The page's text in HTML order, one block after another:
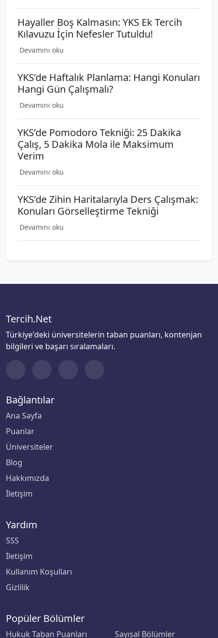
Hayaller Boş Kalmasın: YKS Ek Tercih
Kılavuzu İçin Nefesler Tutuldu!
Devamını oku
YKS’de Haftalık Planlama: Hangi Konuları
Hangi Gün Çalışmalı?
Devamını oku
YKS’de Pomodoro Tekniği: 25 Dakika
Çalış, 5 Dakika Mola ile Maksimum
Verim
Devamını oku
YKS’de Zihin Haritalarıyla Ders Çalışmak:
Konuları Görselleştirme Tekniği
Devamını oku
Tercih.Net
Türkiye'deki üniversitelerin taban puanları, kontenjan
bilgileri ve başarı sıralamaları.
Bağlantılar
Ana Sayfa
Puanlar
Üniversiteler
Blog
Hakkımızda
İletişim
Yardım
SSS
İletişim
Kullanım Koşulları
Gizlilik
Popüler Bölümler
Hukuk Taban Puanları Sayısal Bölümler